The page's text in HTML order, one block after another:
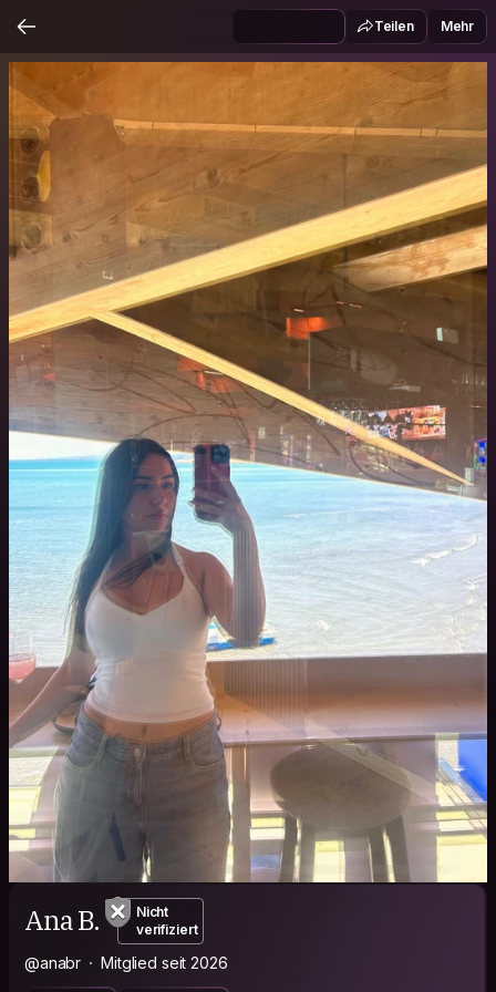
Teilen Mehr
Ana B.
Nicht
verifiziert
@anabr Mitglied seit 2026